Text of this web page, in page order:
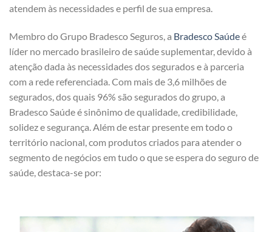
atendem às necessidades e perfil de sua empresa.
Membro do Grupo Bradesco Seguros, a Bradesco Saúdeé
líder no mercado brasileiro de saúde suplementar, devido à
atenção dada às necessidades dos segurados e à parceria
com a rede referenciada. Com mais de 3,6 milhões de
segurados, dos quais 96% são segurados do grupo, a
Bradesco Saúde é sinônimo de qualidade, credibilidade,
solidez e segurança. Além de estar presente em todo o
território nacional, com produtos criados para atender o
segmento de negócios em tudo o que se espera do seguro de
saúde, destaca-se por: